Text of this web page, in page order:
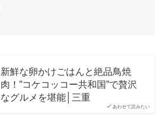
あわせて読みたい
新鮮な卵かけごはんと絶品鳥焼
肉！”コケコッコー共和国”で贅沢
なグルメを堪能│三重